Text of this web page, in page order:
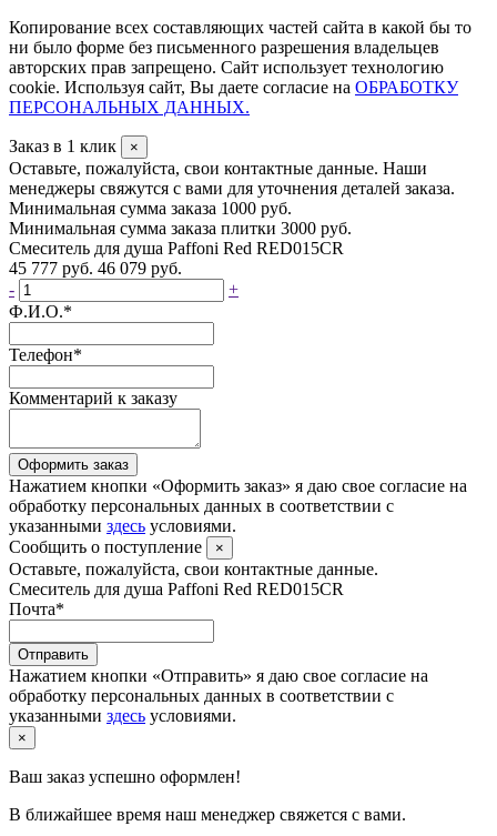
Копирование всех составляющих частей сайта в какой бы то
ни было форме без письменного разрешения владельцев
авторских прав запрещено. Сайт использует технологию
cookie. Используя сайт, Вы даете согласие на ОБРАБОТКУ
ПЕРСОНАЛЬНЫХ ДАННЫХ.
Заказ в 1 клик ×
Оставьте, пожалуйста, свои контактные данные. Наши
менеджеры свяжутся с вами для уточнения деталей заказа.
Минимальная сумма заказа 1000 руб.
Минимальная сумма заказа плитки 3000 руб.
Смеситель для душа Paffoni Red RED015CR
45 777 руб. 46 079 руб.
-
+
Ф.И.О.*
Телефон*
Комментарий к заказу
Оформить заказ
Нажатием кнопки «Оформить заказ» я даю свое согласие на
обработку персональных данных в соответствии с
указанными здесь условиями.
Сообщить о поступление
×
Оставьте, пожалуйста, свои контактные данные.
Смеситель для душа Paffoni Red RED015CR
Почта*
Отправить
Нажатием кнопки «Отправить» я даю свое согласие на
обработку персональных данных в соответствии с
указанными здесь условиями.
×
Ваш заказ успешно оформлен!
В ближайшее время наш менеджер свяжется с вами.